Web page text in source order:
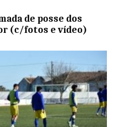
de posse dos
(c/fotos e vídeo)